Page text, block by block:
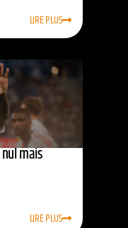
LIRE PLUS
nul mais
LIRE PLUS